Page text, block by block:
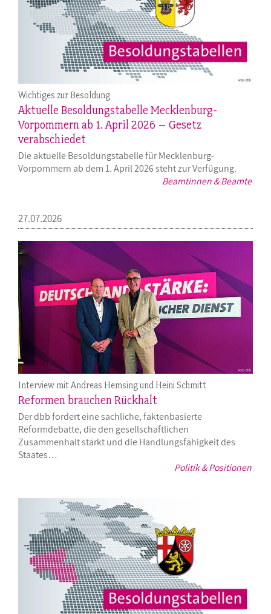
Beamtinnen & Beamte
Wichtiges zur Besoldung
Aktuelle Besoldungstabelle Mecklenburg-
Vorpommern ab 1. April 2026 – Gesetz
verabschiedet
Die aktuelle Besoldungstabelle für Mecklenburg-
Vorpommern ab dem 1. April 2026 steht zur Verfügung.
27.07.2026
Politik & Positionen
Interview mit Andreas Hemsing und Heini Schmitt
Reformen brauchen Rückhalt
Der dbb fordert eine sachliche, faktenbasierte
Reformdebatte, die den gesellschaftlichen
Zusammenhalt stärkt und die Handlungsfähigkeit des
Staates…